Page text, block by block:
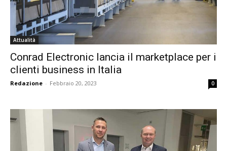
Attualità
Conrad Electronic lancia il marketplace per i
clienti business in Italia
Redazione - Febbraio 20, 2023 0